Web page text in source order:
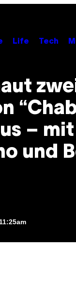
Life Tech
– mit
und